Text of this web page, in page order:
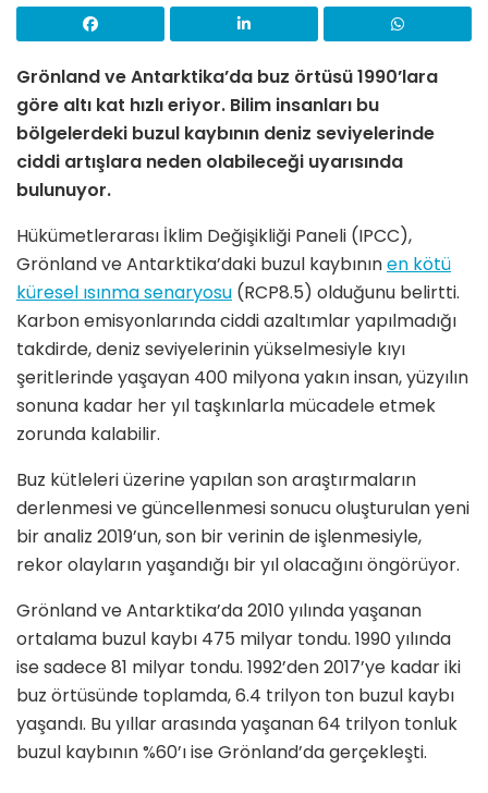
Grönland ve Antarktika’da buz örtüsü 1990’lara
göre altı kat hızlı eriyor. Bilim insanları bu
bölgelerdeki buzul kaybının deniz seviyelerinde
ciddi artışlara neden olabileceği uyarısında
bulunuyor.
Hükümetlerarası İklim Değişikliği Paneli (IPCC),
Grönland ve Antarktika’daki buzul kaybınınen kötü
küresel ısınma senaryosu (RCP8.5) olduğunu belirtti.
Karbon emisyonlarında ciddi azaltımlar yapılmadığı
takdirde, deniz seviyelerinin yükselmesiyle kıyı
şeritlerinde yaşayan 400 milyona yakın insan, yüzyılın
sonuna kadar her yıl taşkınlarla mücadele etmek
zorunda kalabilir.
Buz kütleleri üzerine yapılan son araştırmaların
derlenmesi ve güncellenmesi sonucu oluşturulan yeni
bir analiz 2019’un, son bir verinin de işlenmesiyle,
rekor olayların yaşandığı bir yıl olacağını öngörüyor.
Grönland ve Antarktika’da 2010 yılında yaşanan
ortalama buzul kaybı 475 milyar tondu. 1990 yılında
ise sadece 81 milyar tondu. 1992’den 2017’ye kadar iki
buz örtüsünde toplamda, 6.4 trilyon ton buzul kaybı
yaşandı. Bu yıllar arasında yaşanan 64 trilyon tonluk
buzul kaybının %60’ı ise Grönland’da gerçekleşti.